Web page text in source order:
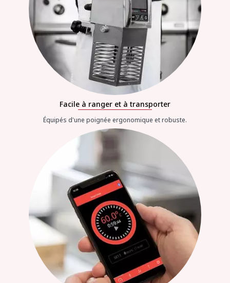
Facile à ranger et à transporter
Équipés d'une poignée ergonomique et robuste.